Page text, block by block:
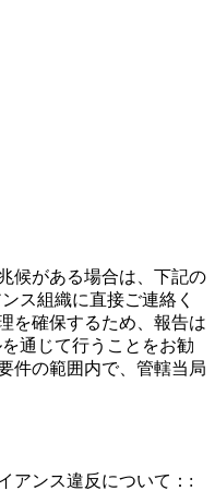
候がある場合は、下記の
ス組織に直接ご連絡く
を確保するため、報告は
通じて行うことをお勧
件の範囲内で、管轄当局
アンス違反について：: